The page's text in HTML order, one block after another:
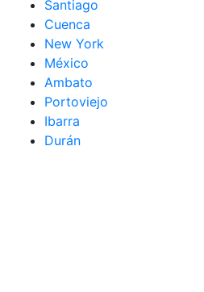
Santiago
Cuenca
New York
México
Ambato
Portoviejo
Ibarra
Durán